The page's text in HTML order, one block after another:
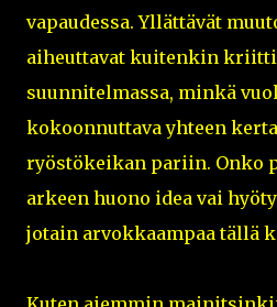
vapaudessa. Yllättävät
aiheuttavat kuitenkin
suunnitelmassa, minkä
kokoonnuttava yhteen
ryöstökeikan pariin. Onko
arkeen huono idea vai
jotain arvokkaampaa tällä